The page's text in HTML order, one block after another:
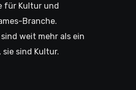
für Kultur und
Branche.
weit mehr als ein
sind Kultur.